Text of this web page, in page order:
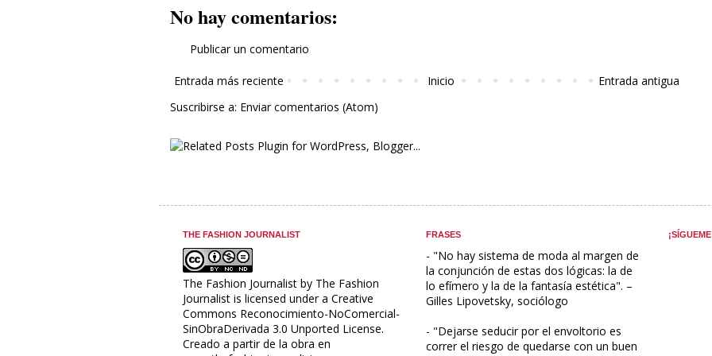
No hay comentarios:
Publicar un comentario
Entrada más reciente Entrada antigua
Inicio
Suscribirse a: Enviar comentarios (Atom)
THE FASHION JOURNALIST
The Fashion Journalist by The Fashion
Journalist is licensed under a Creative
Commons Reconocimiento-NoComercial-
SinObraDerivada 3.0 Unported License.
Creado a partir de la obra en
FRASES
- "No hay sistema de moda al margen de
la conjunción de estas dos lógicas: la de
lo efímero y la de la fantasía estética". –
Gilles Lipovetsky, sociólogo
- "Dejarse seducir por el envoltorio es
correr el riesgo de quedarse con un buen